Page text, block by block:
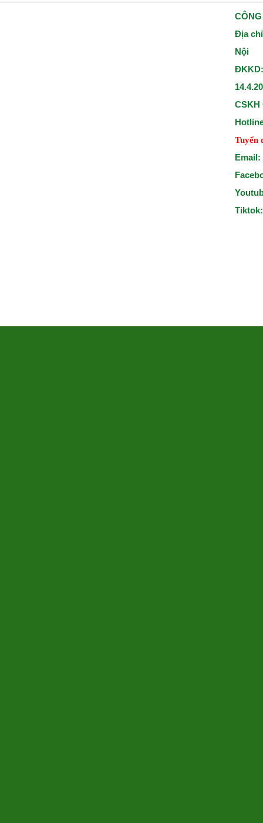
Địa
Nội
CSKH
Tuyển
Email: